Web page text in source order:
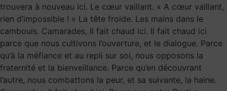
trouvera à nouveau ici. Le cœur vaillant. « A cœur vaillant,
rien d’impossible ! » La tête froide. Les mains dans le
cambouis. Camarades, Il fait chaud ici. Il fait chaud ici
parce que nous cultivons l’ouverture, et le dialogue. Parce
qu’à la méfiance et au repli sur soi, nous opposons la
fraternité et la bienveillance. Parce qu’en découvrant
l’autre, nous combattons la peur, et sa suivante, la haine.